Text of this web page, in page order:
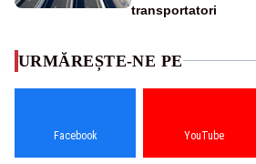
transportatori
URMĂREȘTE-NE PE
Facebook YouTube